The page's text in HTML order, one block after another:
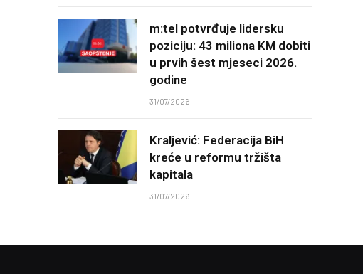
m:tel potvrđuje lidersku
poziciju: 43 miliona KM dobiti
u prvih šest mjeseci 2026.
godine
31/07/2026
Kraljević: Federacija BiH
kreće u reformu tržišta
kapitala
31/07/2026